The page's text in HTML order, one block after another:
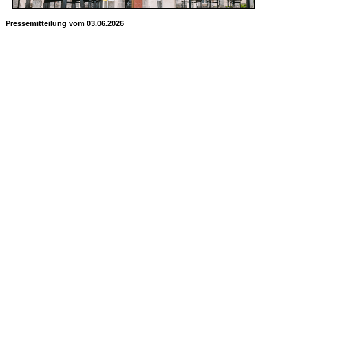
Pressemitteilung vom 03.06.2026